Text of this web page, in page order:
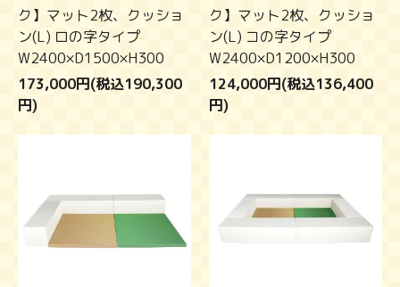
ク】マット2枚、クッショ
ン(L) ロの字タイプ
W2400×D1500×H300
173,000円(税込190,300
円)
ク】マット2枚、クッショ
ン(L) コの字タイプ
W2400×D1200×H300
124,000円(税込136,400
円)